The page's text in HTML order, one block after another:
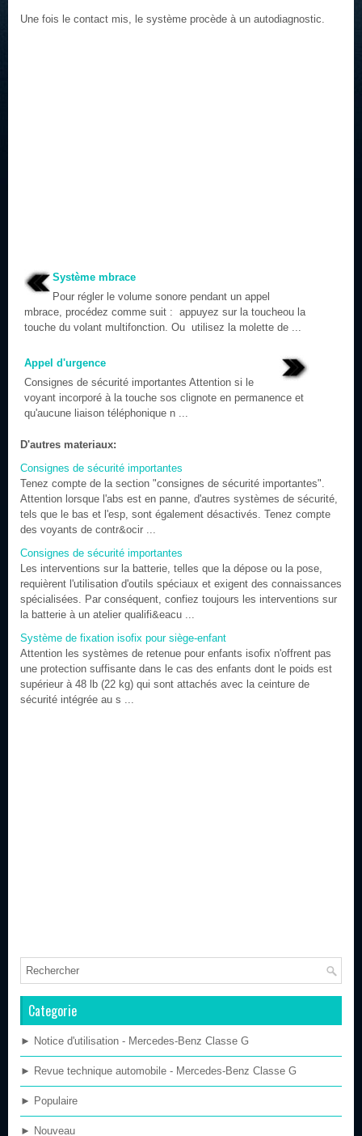
Une fois le contact mis, le système procède à un autodiagnostic.
Système mbrace
Pour régler le volume sonore pendant un appel
mbrace, procédez comme suit : appuyez sur la toucheou la
touche du volant multifonction. Ou utilisez la molette de ...
Appel d'urgence
Consignes de sécurité importantes Attention si le
voyant incorporé à la touche sos clignote en permanence et
qu'aucune liaison téléphonique n ...
D'autres materiaux:
Consignes de sécurité importantes
Tenez compte de la section "consignes de sécurité importantes".
Attention lorsque l'abs est en panne, d'autres systèmes de sécurité,
tels que le bas et l'esp, sont également désactivés. Tenez compte
des voyants de contr&ocir ...
Consignes de sécurité importantes
Les interventions sur la batterie, telles que la dépose ou la pose,
requièrent l'utilisation d'outils spéciaux et exigent des connaissances
spécialisées. Par conséquent, confiez toujours les interventions sur
la batterie à un atelier qualifi&eacu ...
Système de fixation isofix pour siège-enfant
Attention les systèmes de retenue pour enfants isofix n'offrent pas
une protection suffisante dans le cas des enfants dont le poids est
supérieur à 48 lb (22 kg) qui sont attachés avec la ceinture de
sécurité intégrée au s ...
Categorie
► Notice d'utilisation - Mercedes-Benz Classe G
► Revue technique automobile - Mercedes-Benz Classe G
► Populaire
► Nouveau